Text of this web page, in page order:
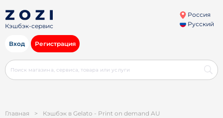
Кэшбэк-сервис
Россия
Русский
Вход Регистрация
Главная > Кэшбэк в Gelato - Print on demand AU